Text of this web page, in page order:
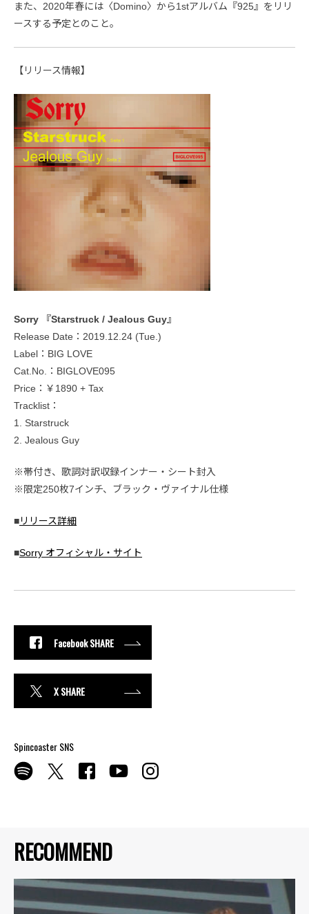
RECOMMEND
また、2020年春には〈Domino〉から1stアルバム『925』をリリ
ースする予定とのこと。
【リリース情報】
Sorry 『Starstruck / Jealous Guy』
Release Date：2019.12.24 (Tue.)
Label：BIG LOVE
Cat.No.：BIGLOVE095
Price：￥1890 + Tax
Tracklist：
1. Starstruck
2. Jealous Guy
※帯付き、歌詞対訳収録インナー・シート封入
※限定250枚7インチ、ブラック・ヴァイナル仕様
■リリース詳細
■Sorry オフィシャル・サイト
Facebook SHARE
X SHARE
Spincoaster SNS